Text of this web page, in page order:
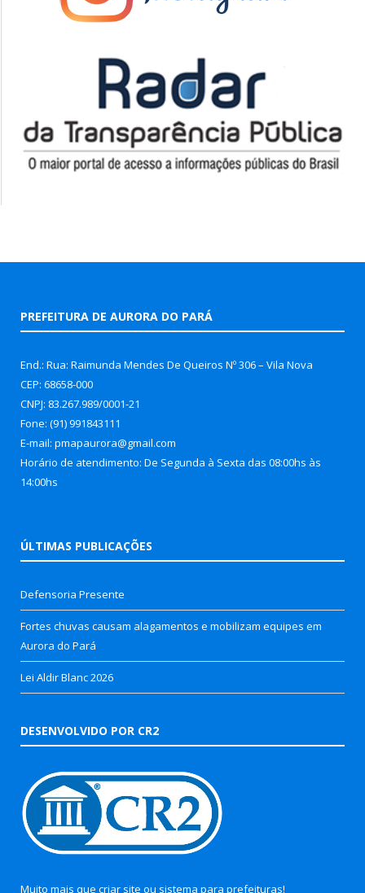
PREFEITURA DE AURORA DO PARÁ
End.: Rua: Raimunda Mendes De Queiros Nº 306 – Vila Nova
CEP: 68658-000
CNPJ: 83.267.989/0001-21
Fone: (91) 991843111
E-mail: pmapaurora@gmail.com
Horário de atendimento: De Segunda à Sexta das 08:00hs às
14:00hs
ÚLTIMAS PUBLICAÇÕES
Defensoria Presente
Fortes chuvas causam alagamentos e mobilizam equipes em
Aurora do Pará
Lei Aldir Blanc 2026
DESENVOLVIDO POR CR2
Muito mais que criar site ou sistema para prefeituras!